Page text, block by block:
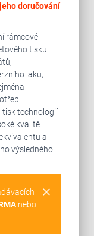
doručování
rámcové
tisku
laku,
tisk technologií
kvalitě
a
výsledného
clear
nebo